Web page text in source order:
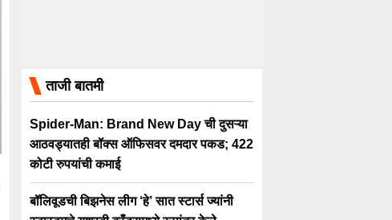
ताजी बातमी
Spider-Man: Brand New Day ची दुसऱ्या
आठवड्यातही बॉक्स ऑफिसवर दमदार पकड; 422
कोटी रुपयांची कमाई
बॉलिवूडची बिझनेस लीग ‘हे’ सात स्टार्स ज्यांनी